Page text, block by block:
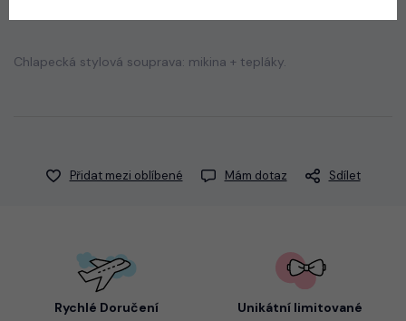
Chlapecká stylová souprava: mikina + tepláky.
Přidat mezi oblíbené Mám dotaz Sdílet
Rychlé Doručení
Unikátní limitované